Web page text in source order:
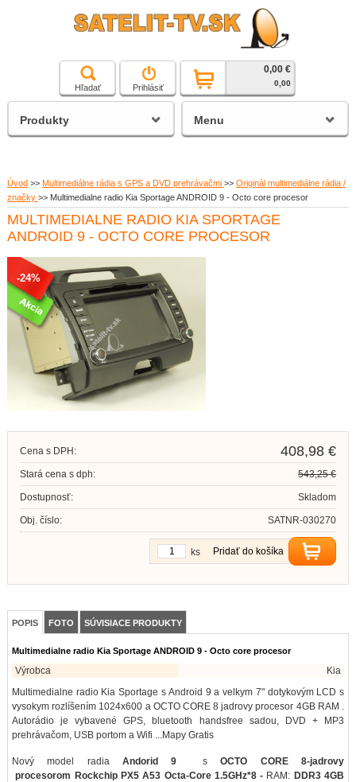
čierna a biela technika
satelitné prijímače
Hľadať Prihlásiť
0,00 €
0,00
Úvod >> Multimediálne rádia s GPS a DVD prehrávačmi >> Originál multimediálne rádia /
značky >> Multimedialne radio Kia Sportage ANDROID 9 - Octo core procesor
MULTIMEDIALNE RADIO KIA SPORTAGE
ANDROID 9 - OCTO CORE PROCESOR
-24%
Cena s DPH: 408,98 €
Stará cena s dph: 543,25 €
Dostupnosť: Skladom
Obj. číslo: SATNR-030270
Pridať do košíka
ks
POPIS FOTO SÚVISIACE PRODUKTY
Multimedialne radio Kia Sportage ANDROID 9 - Octo core procesor
Výrobca
Kia
Multimedialne radio Kia Sportage s Android 9 a velkym 7" dotykovým LCD s
vysokym rozlíšením 1024x600 a OCTO CORE 8 jadrovy procesor 4GB RAM .
Autorádio je vybavené GPS, bluetooth handsfree sadou, DVD + MP3
prehrávačom, USB portom a Wifi ...Mapy Gratis
Nový model radia Andorid 9 sOCTO CORE 8-jadrovy
procesorom Rockchip PX5 A53 Octa-Core 1.5GHz*8 - RAM: DDR3 4GB
Produkty Menu